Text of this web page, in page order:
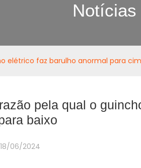
Notícias
elétrico faz barulho anormal para
pela qual o
baixo
18/06/2024